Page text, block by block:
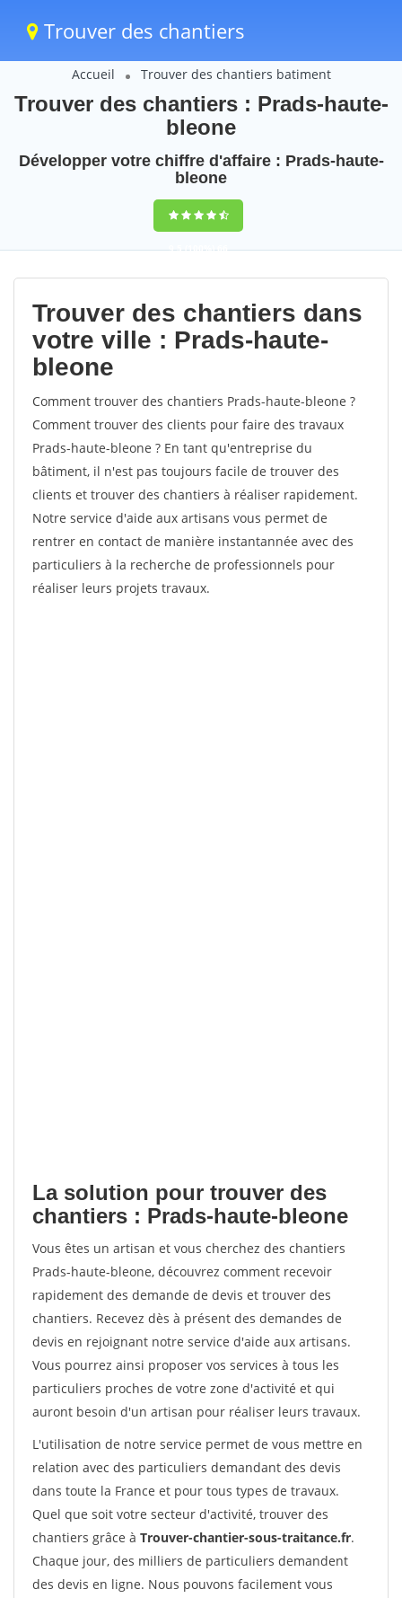
Trouver des chantiers
Accueil Trouver des chantiers batiment
Trouver des chantiers : Prads-haute-
bleone
Développer votre chiffre d'affaire : Prads-haute-
bleone
9,5(100%)66
votes
Trouver des chantiers dans
votre ville : Prads-haute-
bleone
Comment trouver des chantiers Prads-haute-bleone ?
Comment trouver des clients pour faire des travaux
Prads-haute-bleone ? En tant qu'entreprise du
bâtiment, il n'est pas toujours facile de trouver des
clients et trouver des chantiers à réaliser rapidement.
Notre service d'aide aux artisans vous permet de
rentrer en contact de manière instantannée avec des
particuliers à la recherche de professionnels pour
réaliser leurs projets travaux.
La solution pour trouver des
chantiers : Prads-haute-bleone
Vous êtes un artisan et vous cherchez des chantiers
Prads-haute-bleone, découvrez comment recevoir
rapidement des demande de devis et trouver des
chantiers. Recevez dès à présent des demandes de
devis en rejoignant notre service d'aide aux artisans.
Vous pourrez ainsi proposer vos services à tous les
particuliers proches de votre zone d'activité et qui
auront besoin d'un artisan pour réaliser leurs travaux.
L'utilisation de notre service permet de vous mettre en
relation avec des particuliers demandant des devis
dans toute la France et pour tous types de travaux.
Quel que soit votre secteur d'activité, trouver des
chantiers grâce à Trouver-chantier-sous-traitance.fr.
Chaque jour, des milliers de particuliers demandent
des devis en ligne. Nous pouvons facilement vous